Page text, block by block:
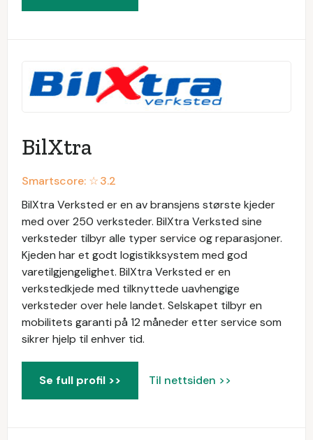
BilXtra
Smartscore: ☆3.2
BilXtra Verksted er en av bransjens største kjeder
med over 250 verksteder. BilXtra Verksted sine
verksteder tilbyr alle typer service og reparasjoner.
Kjeden har et godt logistikksystem med god
varetilgjengelighet. BilXtra Verksted er en
verkstedkjede med tilknyttede uavhengige
verksteder over hele landet. Selskapet tilbyr en
mobilitets garanti på 12 måneder etter service som
sikrer hjelp til enhver tid.
Se full profil >> Til nettsiden >>